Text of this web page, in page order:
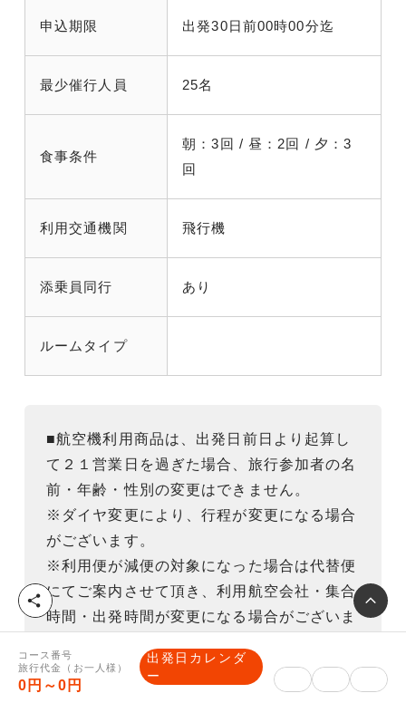
申込期限 出発30日前00時00分迄
最少催行人員 25名
食事条件
朝：3回 / 昼：2回 / 夕：3
回
利用交通機関 飛行機
添乗員同行 あり
ルームタイプ
■航空機利用商品は、出発日前日より起算し
て２１営業日を過ぎた場合、旅行参加者の名
前・年齢・性別の変更はできません。
※ダイヤ変更により、行程が変更になる場合
がございます。
※利用便が減便の対象になった場合は代替便
にてご案内させて頂き、利用航空会社・集合
時間・出発時間が変更になる場合がございま
※利用便指定・お座席の指定はできません。
またお申込みグループ様で、極力隣同士など
コース番号
旅行代金（お一人様）
0円～0円
出発日カレンダ
ー
シ
ェ
ア